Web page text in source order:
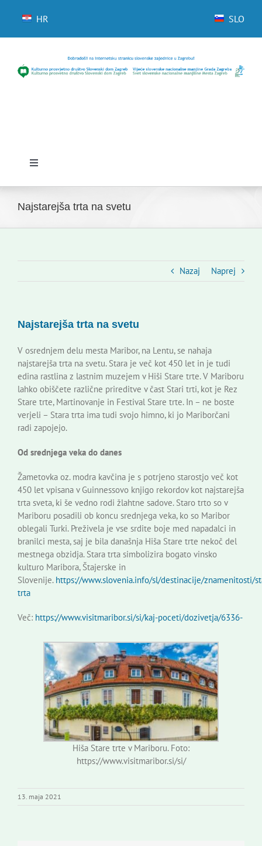
HR SLO
Toggle
Novice
Kontakti
Novi odmev – naše glasilo
Založništvo
Najstarejša trta na svetu
Nazaj Naprej
Najstarejša trta na svetu
V osrednjem delu mesta Maribor, na Lentu, se nahaja
najstarejša trta na svetu. Stara je več kot 450 let in je tudi
edina rastlina z lastnim muzejem v Hiši Stare trte. V Mariboru
lahko obiščete različne prireditve v čast Stari trti, kot je Rez
Stare trte, Martinovanje in Festival Stare trte. In – ne boste
verjeli – Stara trta ima tudi svojo himno, ki jo Mariborčani
radi zapojejo.
Od srednjega veka do danes
Žametovka oz. modra kavčina je s potrjeno starostjo več kot
450 let vpisana v Guinnessovo knjigo rekordov kot najstarejša
trta sveta, ki še vedno rodi žlahtne sadove. Staro trto so v
Mariboru posadili ob koncu srednjega veka, ko so Maribor
oblegali Turki. Preživela je vse srdite boje med napadalci in
branilci mesta, saj je bila današnja Hiša Stare trte nekoč del
mestnega obzidja. Stara trta simbolizira bogato vinsko
kulturo Maribora, Štajerske in
Slovenije. https://www.slovenia.info/sl/destinacije/znamenitosti/
trta
Več: https://www.visitmaribor.si/si/kaj-poceti/dozivetja/6336-
Hiša Stare trte v Mariboru. Foto:
https://www.visitmaribor.si/si/
13. maja 2021